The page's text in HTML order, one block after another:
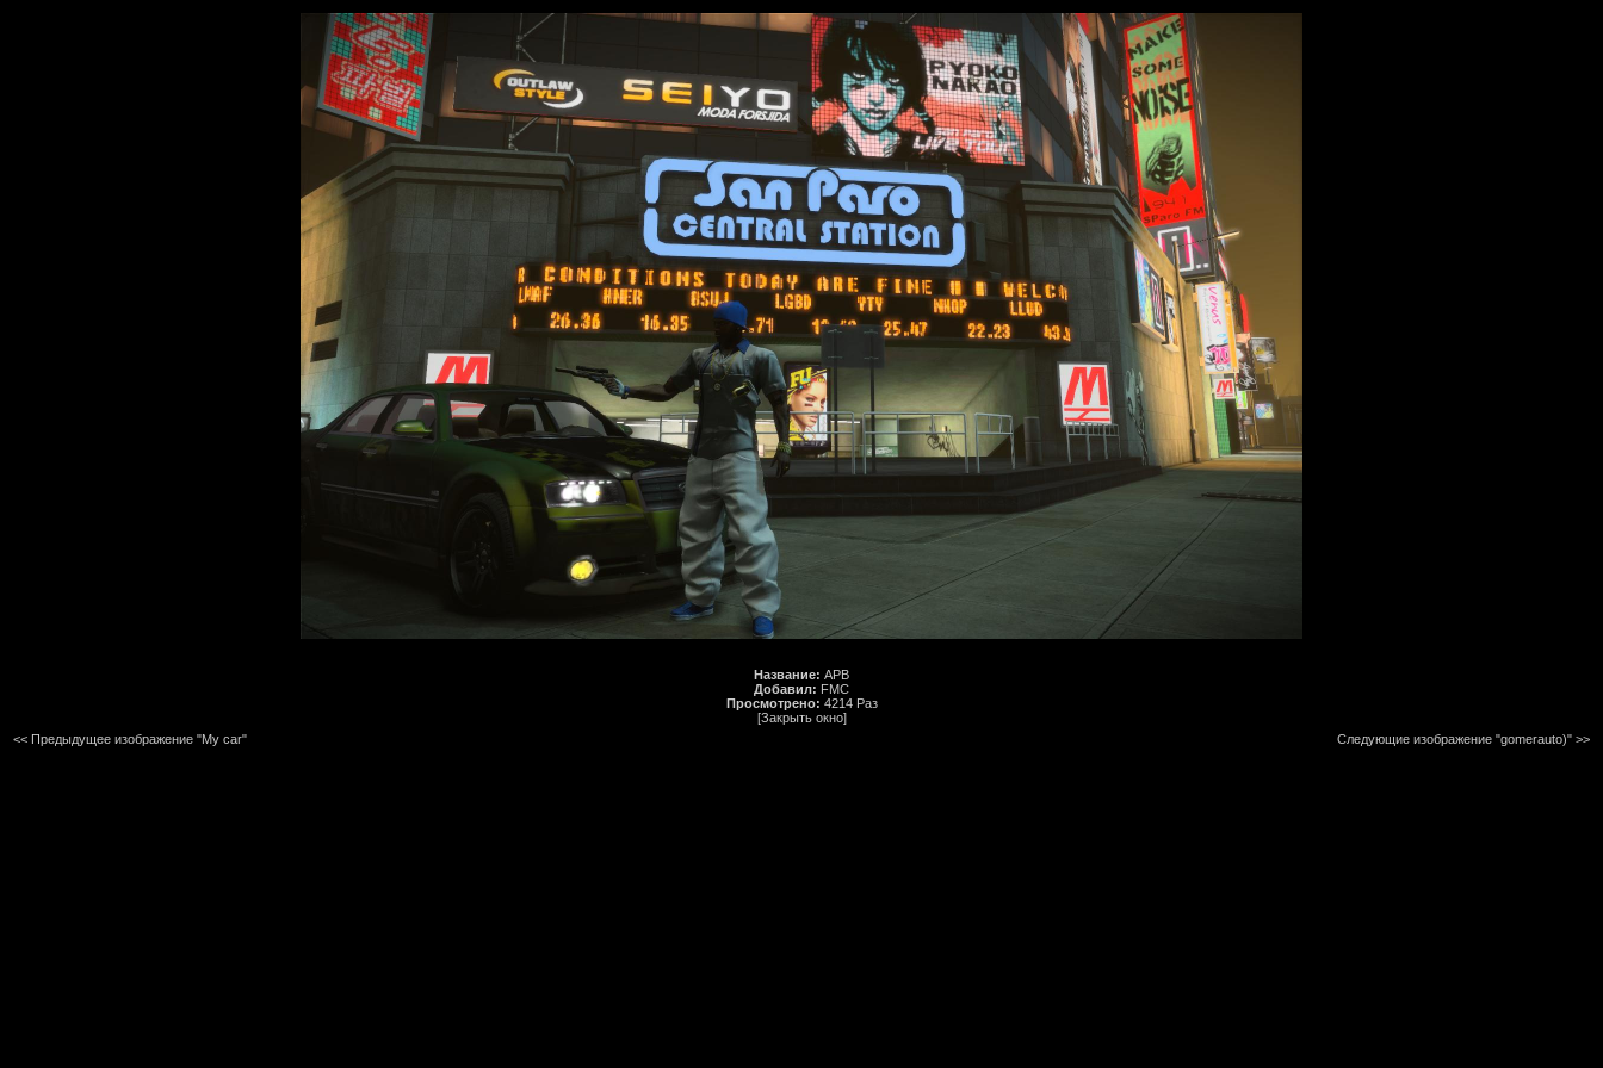
Название: APB
Добавил: FMC
Просмотрено: 4214 Раз
[Закрыть окно]
<< Предыдущее изображение "My car"
Следующие изображение "gomerauto)" >>